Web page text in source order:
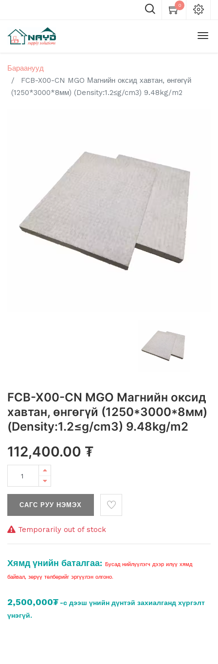
0
Бараанууд
FCB-X00-CN MGO Магнийн оксид хавтан, өнгөгүй
(1250*3000*8мм) (Density:1.2≤g/cm3) 9.48kg/m2
FCB-X00-CN MGO Магнийн оксид
хавтан, өнгөгүй (1250*3000*8мм)
(Density:1.2≤g/cm3) 9.48kg/m2
112,400.00 ₮
САГС РУУ НЭМЭХ
Temporarily out of stock
Хямд үнийн баталгаа: Бусад нийлүүлэгч дээр илүү хямд
байвал, зөрүү төлбөрийг эргүүлэн олгоно.
2,500,000₮ -с дээш үнийн дүнтэй захиалганд хүргэлт
үнэгүй.